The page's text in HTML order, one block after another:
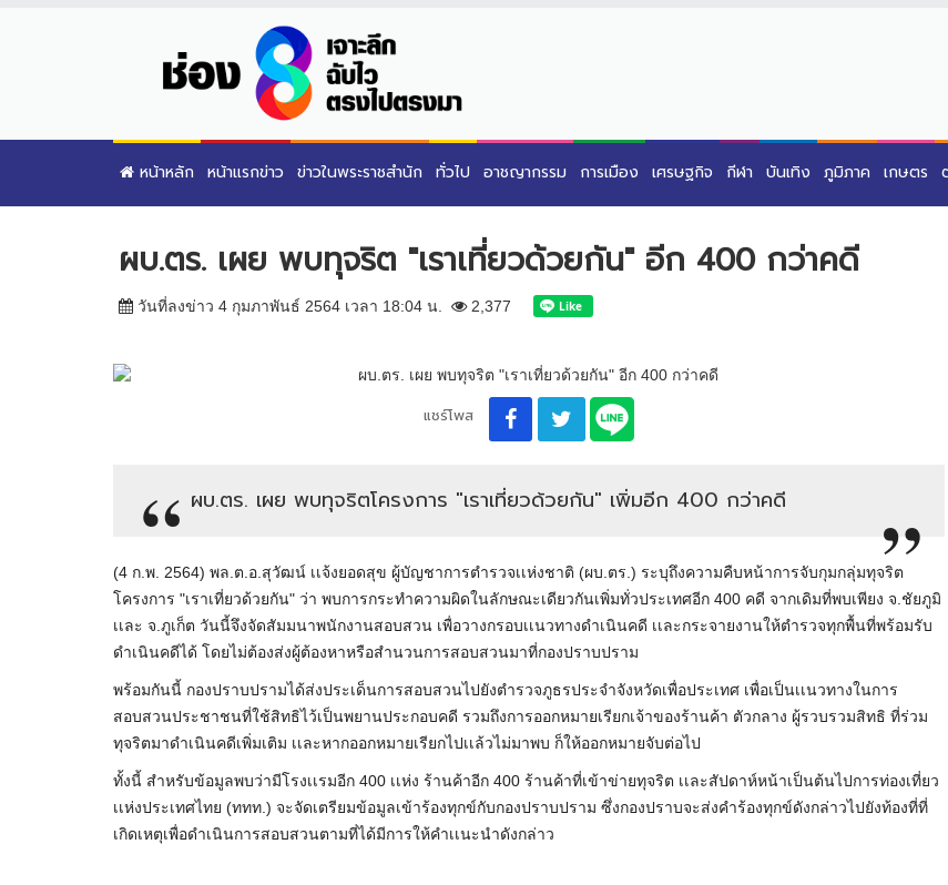
หน้าหลัก หน้าแรกข่าว ข่าวในพระราชสำนัก ทั่วไป อาชญากรรม การเมือง เศรษฐกิจ กีฬา บันเทิง ภูมิภาค เกษตร
ผบ.ตร. เผย พบทุจริต "เราเที่ยวด้วยกัน" อีก 400 กว่าคดี
วันที่ลงข่าว 4 กุมภาพันธ์ 2564 เวลา 18:04 น. 2,377
แชร์โพส
ผบ.ตร. เผย พบทุจริตโครงการ "เราเที่ยวด้วยกัน" เพิ่มอีก 400 กว่าคดี
(4 ก.พ. 2564) พล.ต.อ.สุวัฒน์ เเจ้งยอดสุข ผู้บัญชาการตำรวจเเห่งชาติ (ผบ.ตร.) ระบุถึงความคืบหน้าการจับกุมกลุ่มทุจริต
โครงการ "เราเที่ยวด้วยกัน" ว่า พบการกระทำความผิดในลักษณะเดียวกันเพิ่มทั่วประเทศอีก 400 คดี จากเดิมที่พบเพียง จ.ชัยภูมิ
เเละ จ.ภูเก็ต วันนี้จึงจัดสัมมนาพนักงานสอบสวน เพื่อวางกรอบเเนวทางดำเนินคดี เเละกระจายงานให้ตำรวจทุกพื้นที่พร้อมรับ
ดำเนินคดีได้ โดยไม่ต้องส่งผู้ต้องหาหรือสำนวนการสอบสวนมาที่กองปราบปราม
พร้อมกันนี้ กองปราบปรามได้ส่งประเด็นการสอบสวนไปยังตำรวจภูธรประจำจังหวัดเพื่อประเทศ เพื่อเป็นเเนวทางในการ
สอบสวนประชาชนที่ใช้สิทธิไว้เป็นพยานประกอบคดี รวมถึงการออกหมายเรียกเจ้าของร้านค้า ตัวกลาง ผู้รวบรวมสิทธิ ที่ร่วม
ทุจริตมาดำเนินคดีเพิ่มเติม เเละหากออกหมายเรียกไปเเล้วไม่มาพบ ก็ให้ออกหมายจับต่อไป
ทั้งนี้ สำหรับข้อมูลพบว่ามีโรงเเรมอีก 400 เเห่ง ร้านค้าอีก 400 ร้านค้าที่เข้าข่ายทุจริต เเละสัปดาห์หน้าเป็นต้นไปการท่องเที่ยว
เเห่งประเทศไทย (ททท.) จะจัดเตรียมข้อมูลเข้าร้องทุกข์กับกองปราบปราม ซึ่งกองปราบจะส่งคำร้องทุกข์ดังกล่าวไปยังท้องที่ที่
เกิดเหตุเพื่อดำเนินการสอบสวนตามที่ได้มีการให้คำเเนะนำดังกล่าว